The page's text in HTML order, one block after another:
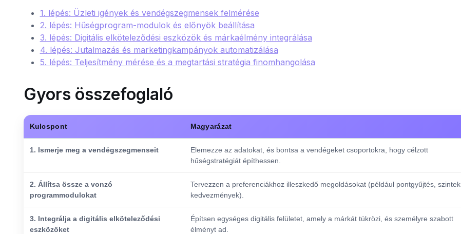
1. lépés: Üzleti igények és vendégszegmensek felmérése
2. lépés: Hűségprogram-modulok és előnyök beállítása
3. lépés: Digitális elköteleződési eszközök és márkaélmény integrálása
4. lépés: Jutalmazás és marketingkampányok automatizálása
5. lépés: Teljesítmény mérése és a megtartási stratégia finomhangolása
Gyors összefoglaló
Kulcspont Magyarázat
1. Ismerje meg a vendégszegmenseit
Elemezze az adatokat, és bontsa a vendégeket csoportokra, hogy célzott
hűségstratégiát építhessen.
2. Állítsa össze a vonzó
programmodulokat
Tervezzen a preferenciákhoz illeszkedő megoldásokat (például pontgyűjtés, szintek,
kedvezmények).
3. Integrálja a digitális elköteleződési
eszközöket
Építsen egységes digitális felületet, amely a márkát tükrözi, és személyre szabott
élményt ad.